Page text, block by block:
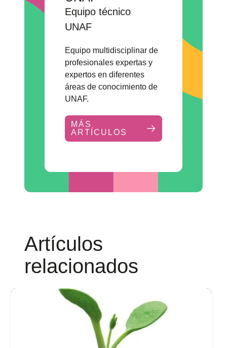
Trabajo en red
Eventos
Hazte voluntaria/o
Equipo técnico
UNAF
Equipo multidisciplinar de
profesionales expertas y
expertos en diferentes
áreas de conocimiento de
UNAF.
MÁS
ARTÍCULOS
Artículos
relacionados